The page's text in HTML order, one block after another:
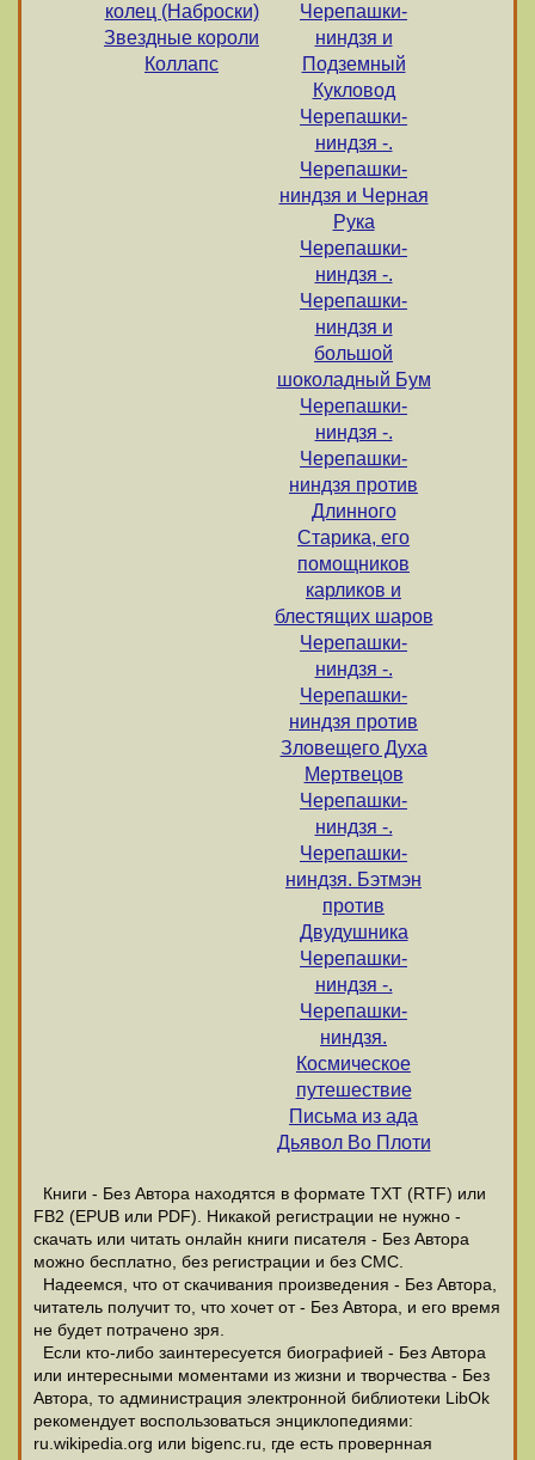
колец (Наброски)
Звездные короли
Коллапс
Черепашки-
ниндзя и
Подземный
Кукловод
Черепашки-
ниндзя -.
Черепашки-
ниндзя и Черная
Рука
Черепашки-
ниндзя -.
Черепашки-
ниндзя и
большой
шоколадный Бум
Черепашки-
ниндзя -.
Черепашки-
ниндзя против
Длинного
Старика, его
помощников
карликов и
блестящих шаров
Черепашки-
ниндзя -.
Черепашки-
ниндзя против
Зловещего Духа
Мертвецов
Черепашки-
ниндзя -.
Черепашки-
ниндзя. Бэтмэн
против
Двудушника
Черепашки-
ниндзя -.
Черепашки-
ниндзя.
Космическое
путешествие
Письма из ада
Дьявол Во Плоти
Книги - Без Автора находятся в формате ТХТ (RTF) или
FB2 (EPUB или PDF). Никакой регистрации не нужно -
скачать или читать онлайн книги писателя - Без Автора
можно бесплатно, без регистрации и без СМС.
Надеемся, что от скачивания произведения - Без Автора,
читатель получит то, что хочет от - Без Автора, и его время
не будет потрачено зря.
Если кто-либо заинтересуется биографией - Без Автора
или интересными моментами из жизни и творчества - Без
Автора, то администрация электронной библиотеки LibOk
рекомендует воспользоваться энциклопедиями:
ru.wikipedia.org или bigenc.ru, где есть провернная